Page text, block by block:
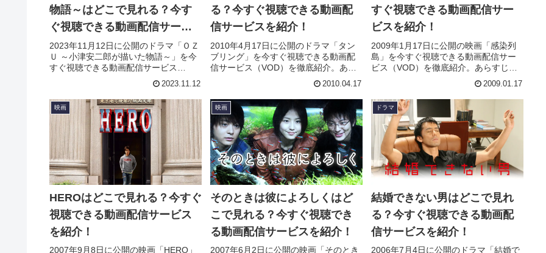
物語～はどこで見れる？今す
ぐ視聴できる動画配信サービ
スを紹介！
2023年11月12日に公開のドラマ「ＯＺ
Ｕ ～小津安二郎が描いた物語～」を今
すぐ視聴できる動画配信サービス
（VOD）を徹底紹介。あらすじやキャ
スト・声優、スタッフ、主題歌の情報
はもちろん、実際に見た人の感想やレ
ビューもまとめています。
2023.11.12
る？今すぐ視聴できる動画配
信サービスを紹介！
2010年4月17日に公開のドラマ「タン
ブリング」を今すぐ視聴できる動画配
信サービス（VOD）を徹底紹介。あら
すじやキャスト・声優、スタッフ、主
題歌の情報はもちろん、実際に見た人
の感想やレビューもまとめています。
2010.04.17
すぐ視聴できる動画配信サー
ビスを紹介！
2009年1月17日に公開の映画「感染列
島」を今すぐ視聴できる動画配信サー
ビス（VOD）を徹底紹介。あらすじや
キャスト・声優、スタッフ、主題歌の
情報はもちろん、実際に見た人の感想
やレビューもまとめています。
2009.01.17
映画
HEROはどこで見れる？今すぐ
視聴できる動画配信サービス
を紹介！
2007年9月8日に公開の映画「HERO」
映画
そのときは彼によろしくはど
こで見れる？今すぐ視聴でき
る動画配信サービスを紹介！
2007年6月2日に公開の映画「そのとき
ドラマ
結婚できない男はどこで見れ
る？今すぐ視聴できる動画配
信サービスを紹介！
2006年7月4日に公開のドラマ「結婚で